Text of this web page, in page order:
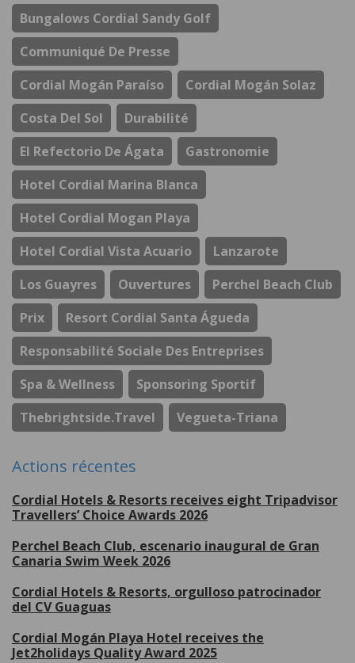
Bungalows Cordial Sandy Golf
Communiqué De Presse
Cordial Mogán Paraíso
Cordial Mogán Solaz
Costa Del Sol
Durabilité
El Refectorio De Ágata
Gastronomie
Hotel Cordial Marina Blanca
Hotel Cordial Mogan Playa
Hotel Cordial Vista Acuario
Lanzarote
Los Guayres
Ouvertures
Perchel Beach Club
Prix
Resort Cordial Santa Águeda
Responsabilité Sociale Des Entreprises
Spa & Wellness
Sponsoring Sportif
Thebrightside.travel
Vegueta-Triana
Actions récentes
Cordial Hotels & Resorts receives eight Tripadvisor
Travellers’ Choice Awards 2026
Perchel Beach Club, escenario inaugural de Gran
Canaria Swim Week 2026
Cordial Hotels & Resorts, orgulloso patrocinador
del CV Guaguas
Cordial Mogán Playa Hotel receives the
Jet2holidays Quality Award 2025